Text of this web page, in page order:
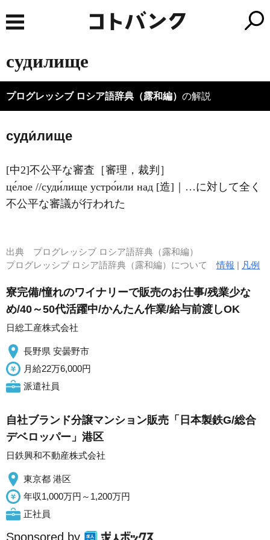
судилище
プログレッシブ ロシア語辞典（露和編） の解説
суди́лище
[中2]不公平な審査［審理，裁判］
це́лое //суди́лище устро́или над [造]｜…に対して全く
不公平な審議が行われた
出典 プログレッシブ ロシア語辞典（露和編）
プログレッシブ ロシア語辞典（露和編）について情報 | 凡例
寮完備/憧れのワイナリーで販売のお仕事/残業少な
め/40～50代活躍中/かんたん作業/給与前渡しOK
日総工産株式会社
長野県 安曇野市
月給22万6,000円
派遣社員
自社ブランド分譲マンション販売「日本製鉄G/総合
デベロッパー」港区
日鉄興和不動産株式会社
東京都 港区
年収1,000万円～1,200万円
正社員
Sponsored by